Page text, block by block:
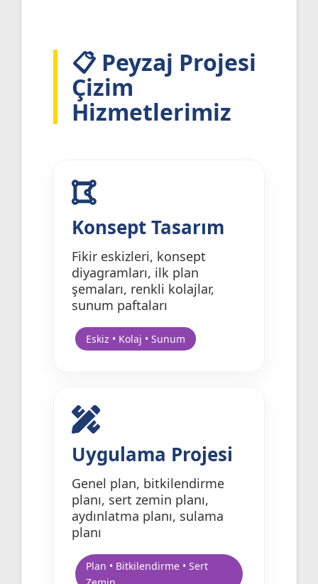
📋 Peyzaj Projesi
Çizim
Hizmetlerimiz
Konsept Tasarım
Fikir eskizleri, konsept
diyagramları, ilk plan
şemaları, renkli kolajlar,
sunum paftaları
Eskiz • Kolaj • Sunum
Uygulama Projesi
Genel plan, bitkilendirme
planı, sert zemin planı,
aydınlatma planı, sulama
planı
Plan • Bitkilendirme • Sert